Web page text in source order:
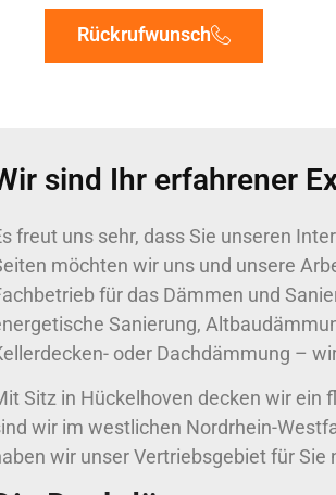
Rückrufwunsch
sind Ihr erfahrener
freut uns sehr, dass Sie unseren
möchten wir uns und unsere
für das Dämmen und
Sanierung,
oder Dachdämmung –
Sitz in Hückelhoven decken wir ein
wir im westlichen Nordrhein-
wir unser Vertriebsgebiet für Sie